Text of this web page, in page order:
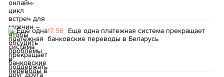
17:58 Еще одна платежная система прекращает
банковские переводы в Беларусь